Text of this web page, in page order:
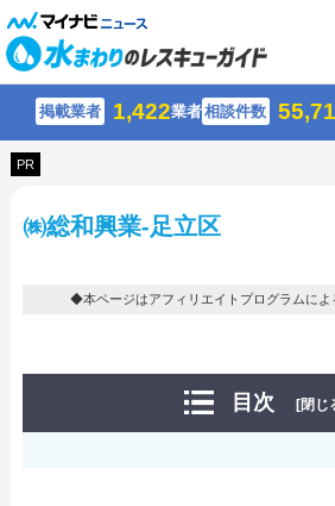
掲載業者 1,422業者相談件数
PR
㈱総和興業-足立区
◆本ページはアフィリエイトプログラムによ
目次 [閉じ